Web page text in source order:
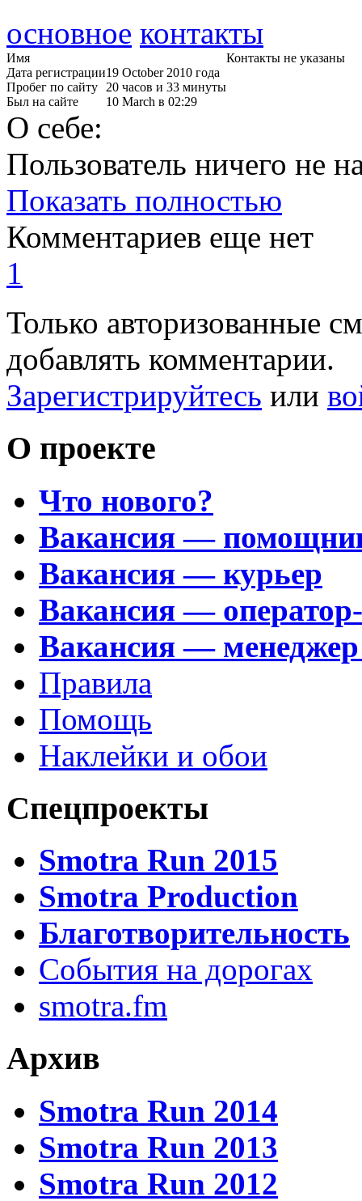
основное контакты
Имя
Дата регистрации19 October 2010 года
Пробег по сайту 20 часов и 33 минуты
Был на сайте
10 March в 02:29
Контакты не указаны
О себе:
Пользователь ничего не
Показать полностью
Комментариев еще нет
1
Только авторизованные
добавлять комментарии.
Зарегистрируйтесь или
О проекте
Что нового?
Вакансия —
Вакансия — курьер
Вакансия —
Вакансия —
Правила
Помощь
Наклейки и обои
Спецпроекты
Smotra Run 2015
Smotra Production
Благотворительность
События на дорогах
smotra.fm
Архив
Smotra Run 2014
Smotra Run 2013
Smotra Run 2012